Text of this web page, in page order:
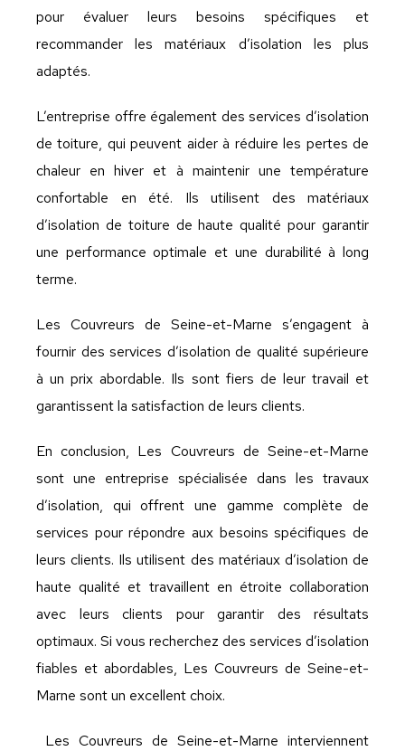
pour évaluer leurs besoins spécifiques et
recommander les matériaux d’isolation les plus
adaptés.
L’entreprise offre également des services d’isolation
de toiture, qui peuvent aider à réduire les pertes de
chaleur en hiver et à maintenir une température
confortable en été. Ils utilisent des matériaux
d’isolation de toiture de haute qualité pour garantir
une performance optimale et une durabilité à long
terme.
Les Couvreurs de Seine-et-Marne s’engagent à
fournir des services d’isolation de qualité supérieure
à un prix abordable. Ils sont fiers de leur travail et
garantissent la satisfaction de leurs clients.
En conclusion, Les Couvreurs de Seine-et-Marne
sont une entreprise spécialisée dans les travaux
d’isolation, qui offrent une gamme complète de
services pour répondre aux besoins spécifiques de
leurs clients. Ils utilisent des matériaux d’isolation de
haute qualité et travaillent en étroite collaboration
avec leurs clients pour garantir des résultats
optimaux. Si vous recherchez des services d’isolation
fiables et abordables, Les Couvreurs de Seine-et-
Marne sont un excellent choix.
Les Couvreurs de Seine-et-Marne interviennent